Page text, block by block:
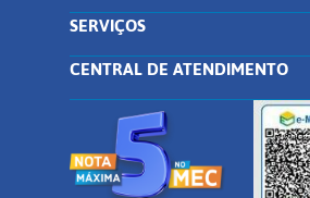
SERVIÇOS
CENTRAL DE ATENDIMENTO